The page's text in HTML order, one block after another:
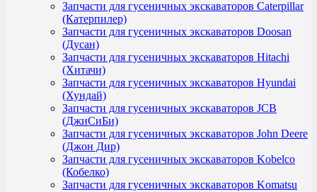
Запчасти для гусеничных экскаваторов Caterpillar
(Катерпилер)
Запчасти для гусеничных экскаваторов Doosan
(Дусан)
Запчасти для гусеничных экскаваторов Hitachi
(Хитачи)
Запчасти для гусеничных экскаваторов Hyundai
(Хундай)
Запчасти для гусеничных экскаваторов JCB
(ДжиСиБи)
Запчасти для гусеничных экскаваторов John Deere
(Джон Дир)
Запчасти для гусеничных экскаваторов Kobelco
(Кобелко)
Запчасти для гусеничных экскаваторов Komatsu